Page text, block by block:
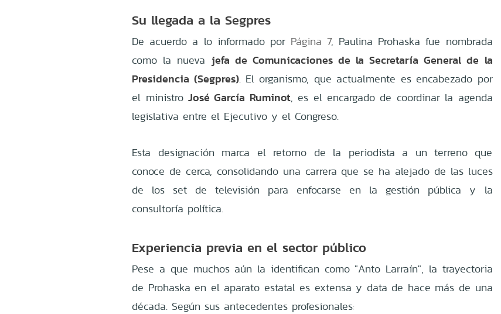
Su llegada a la Segpres
De acuerdo a lo informado por Página 7, Paulina Prohaska fue nombrada
como la nueva jefa de Comunicaciones de la Secretaría General de la
Presidencia (Segpres). El organismo, que actualmente es encabezado por
el ministroJosé García Ruminot, es el encargado de coordinar la agenda
legislativa entre el Ejecutivo y el Congreso.
Esta designación marca el retorno de la periodista a un terreno que
conoce de cerca, consolidando una carrera que se ha alejado de las luces
de los set de televisión para enfocarse en la gestión pública y la
consultoría política.
Experiencia previa en el sector público
Pese a que muchos aún la identifican como "Anto Larraín", la trayectoria
de Prohaska en el aparato estatal es extensa y data de hace más de una
década. Según sus antecedentes profesionales: